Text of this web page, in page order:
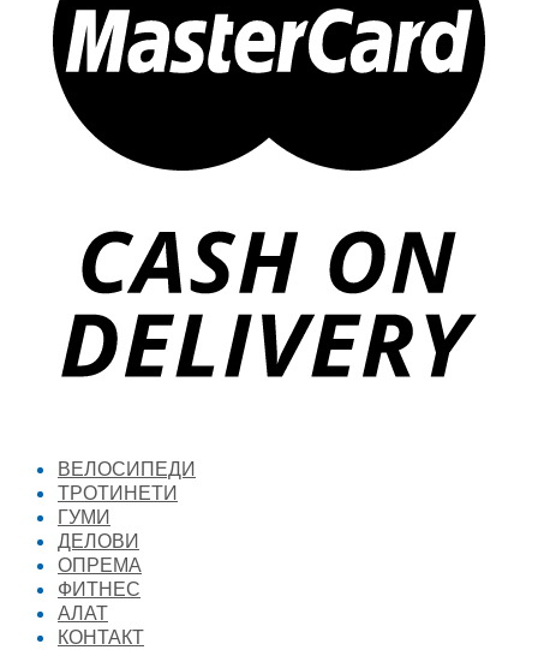
ВЕЛОСИПЕДИ
ТРОТИНЕТИ
ГУМИ
ДЕЛОВИ
ОПРЕМА
ФИТНЕС
АЛАТ
КОНТАКТ